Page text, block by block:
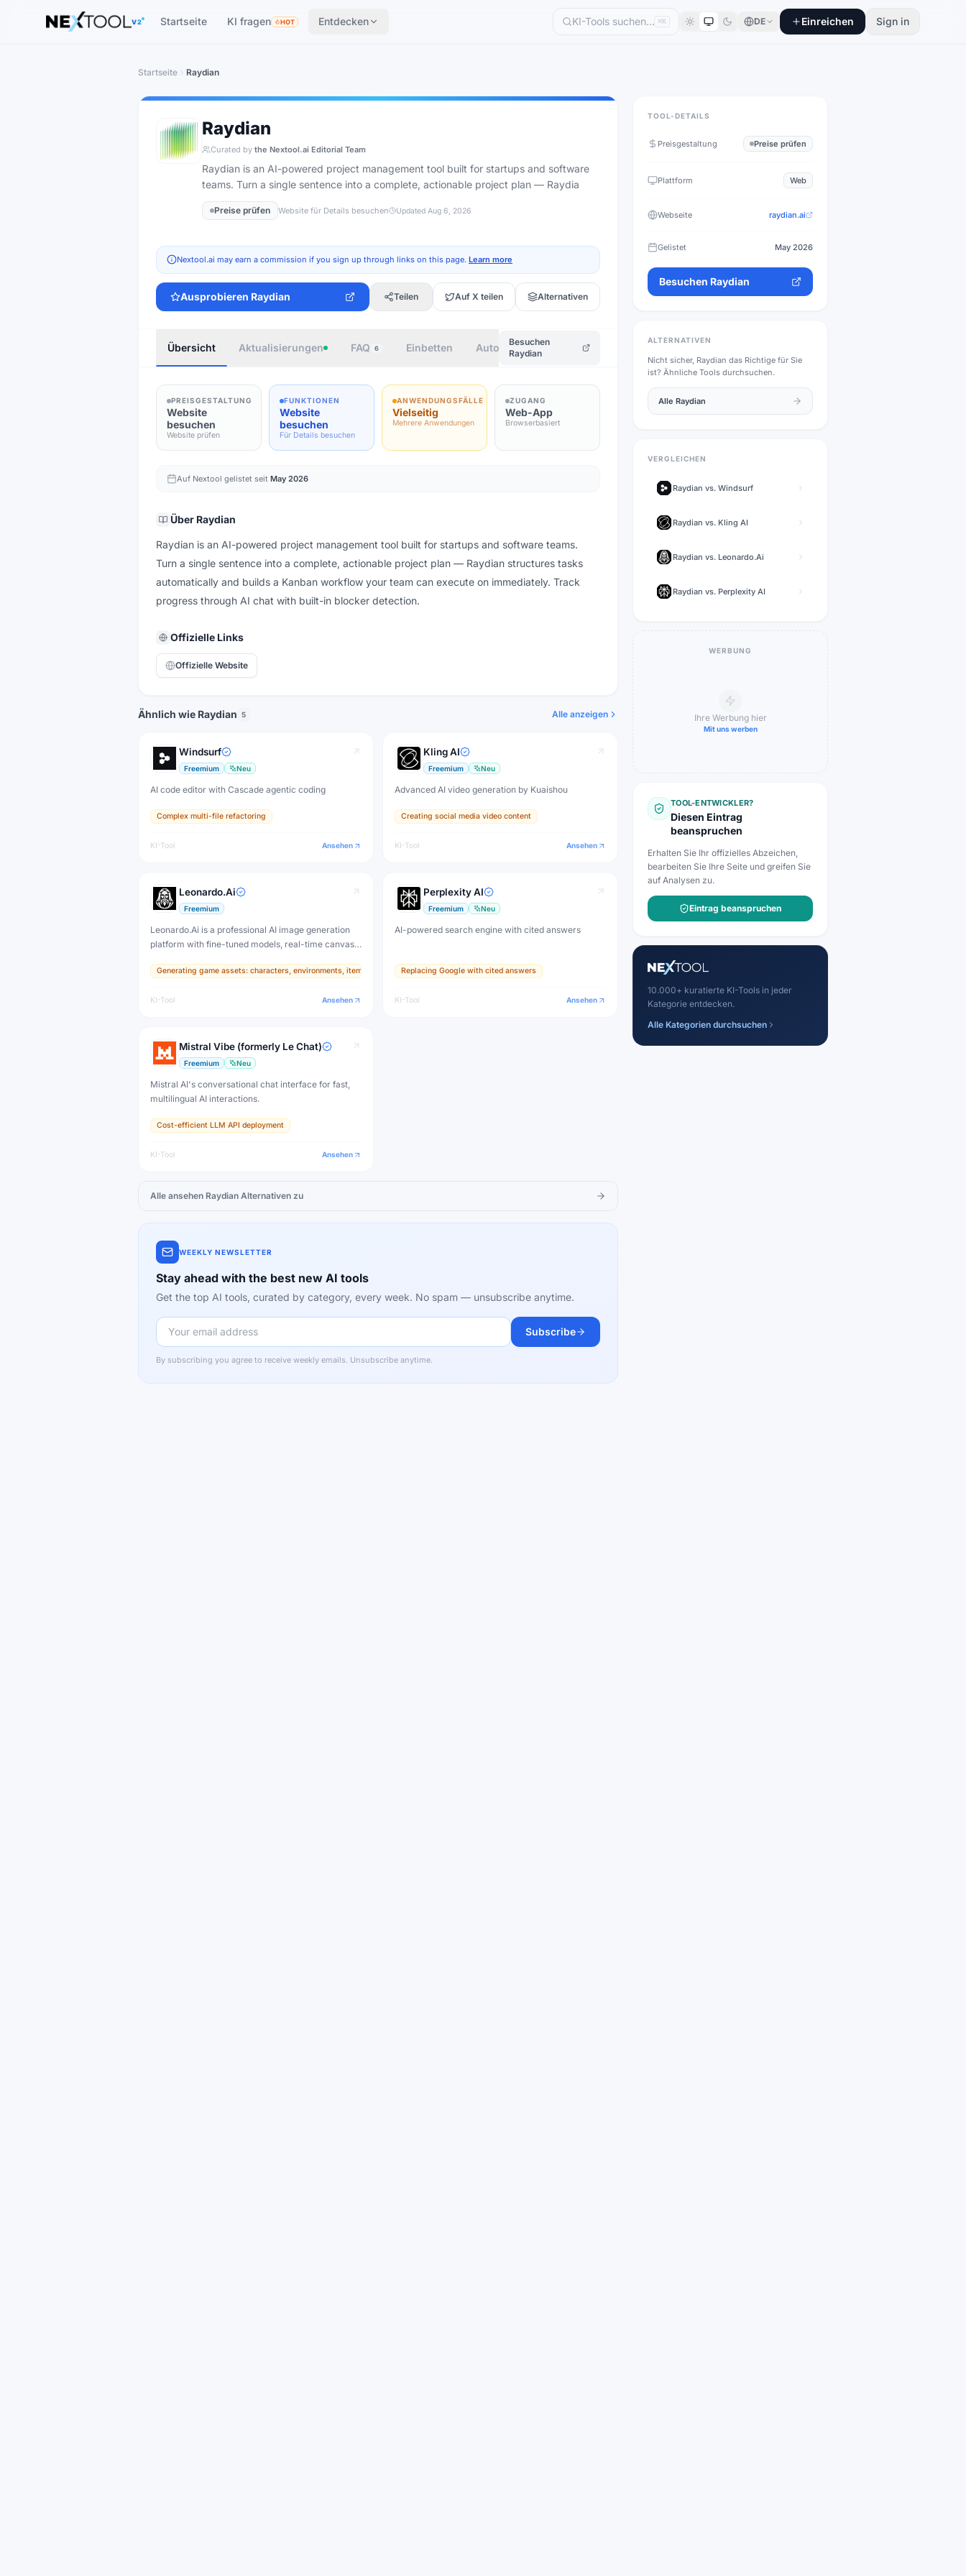
The AI tools directory — Find the Best AI Tools
V2 Startseite KI fragen HOT Entdecken ⌘K DE Einreichen Sign in
Startseite Raydian
Raydian
Curated by the Nextool.ai Editorial Team
Raydian is an AI-powered project management tool built for startups and software
teams. Turn a single sentence into a complete, actionable project plan — Raydia
Preise prüfen Website für Details besuchen Updated Aug 6, 2026
Nextool.ai may earn a commission if you sign up through links on this page. Learn more
Ausprobieren Raydian Teilen Auf X teilen Alternativen
Übersicht Aktualisierungen FAQ 6 Einbetten Autor
Besuchen
Raydian
PREISGESTALTUNG
Website
besuchen
Website prüfen
FUNKTIONEN
Website
besuchen
Für Details besuchen
ANWENDUNGSFÄLLE
Vielseitig
Mehrere Anwendungen
ZUGANG
Web-App
Browserbasiert
Auf Nextool gelistet seit May 2026
Über Raydian
Raydian is an AI-powered project management tool built for startups and software teams.
Turn a single sentence into a complete, actionable project plan — Raydian structures tasks
automatically and builds a Kanban workflow your team can execute on immediately. Track
progress through AI chat with built-in blocker detection.
Offizielle Links
Offizielle Website
Ähnlich wie Raydian 5 Alle anzeigen
Windsurf
Freemium Neu
AI code editor with Cascade agentic coding
Complex multi-file refactoring
KI-Tool Ansehen
Kling AI
Freemium Neu
Advanced AI video generation by Kuaishou
Creating social media video content
KI-Tool Ansehen
Leonardo.Ai
Freemium
Leonardo.Ai is a professional AI image generation
platform with fine-tuned models, real-time canvas,
developers, artists, and professional creative
Generating game assets: characters, environments, items, and textures
KI-Tool Ansehen
Perplexity AI
Freemium Neu
AI-powered search engine with cited answers
Replacing Google with cited answers
KI-Tool Ansehen
Mistral Vibe (formerly Le Chat)
Freemium Neu
Mistral AI's conversational chat interface for fast,
multilingual AI interactions.
Cost-efficient LLM API deployment
KI-Tool Ansehen
Alle ansehen Raydian Alternativen zu
WEEKLY NEWSLETTER
Stay ahead with the best new AI tools
Get the top AI tools, curated by category, every week. No spam — unsubscribe anytime.
Subscribe
By subscribing you agree to receive weekly emails. Unsubscribe anytime.
TOOL-DETAILS
Preisgestaltung Preise prüfen
Plattform Web
Webseite raydian.ai
Gelistet May 2026
Besuchen Raydian
ALTERNATIVEN
Nicht sicher, Raydian das Richtige für Sie
ist? Ähnliche Tools durchsuchen.
Alle Raydian
VERGLEICHEN
Raydian vs. Windsurf
Raydian vs. Kling AI
Raydian vs. Leonardo.Ai
Raydian vs. Perplexity AI
WERBUNG
Ihre Werbung hier
Mit uns werben
TOOL-ENTWICKLER?
Diesen Eintrag
beanspruchen
Erhalten Sie Ihr offizielles Abzeichen,
bearbeiten Sie Ihre Seite und greifen Sie
auf Analysen zu.
Eintrag beanspruchen
10.000+ kuratierte KI-Tools in jeder
Kategorie entdecken.
Alle Kategorien durchsuchen